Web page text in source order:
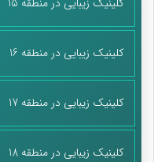
کلینیک زیبایی در منطقه 16
کلینیک زیبایی در منطقه 17
کلینیک زیبایی در منطقه 18